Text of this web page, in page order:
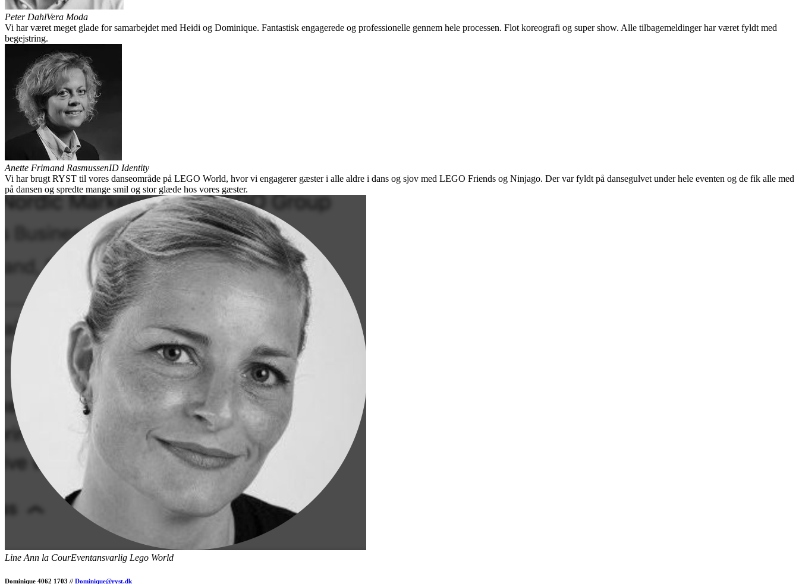
Peter DahlVera Moda
Vi har været meget glade for samarbejdet med Heidi og Dominique. Fantastisk engagerede og professionelle gennem hele processen. Flot koreografi og super show. Alle tilbagemeldinger har været fyldt med
begejstring.
Anette Frimand RasmussenID Identity
Vi har brugt RYST til vores danseområde på LEGO World, hvor vi engagerer gæster i alle aldre i dans og sjov med LEGO Friends og Ninjago. Der var fyldt på dansegulvet under hele eventen og de fik alle med
på dansen og spredte mange smil og stor glæde hos vores gæster.
Line Ann la CourEventansvarlig Lego World
Dominique 4062 1703 // Dominique@ryst.dk